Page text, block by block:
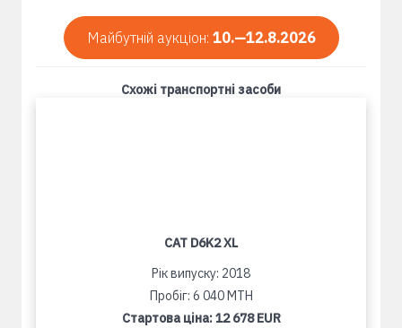
Майбутній аукціон: 10.—12.8.2026
Схожі транспортні засоби
CAT D6K2 XL
Рік випуску: 2018
Пробіг: 6 040 MTH
Стартова ціна:12 678 EUR